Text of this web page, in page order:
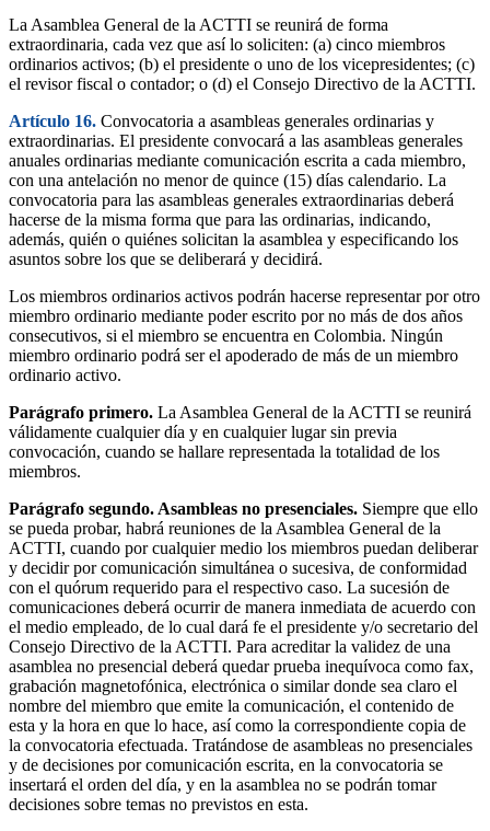
La Asamblea General de la ACTTI se reunirá de forma
extraordinaria, cada vez que así lo soliciten: (a) cinco miembros
ordinarios activos; (b) el presidente o uno de los vicepresidentes; (c)
el revisor fiscal o contador; o (d) el Consejo Directivo de la ACTTI.
Artículo 16. Convocatoria a asambleas generales ordinarias y
extraordinarias. El presidente convocará a las asambleas generales
anuales ordinarias mediante comunicación escrita a cada miembro,
con una antelación no menor de quince (15) días calendario. La
convocatoria para las asambleas generales extraordinarias deberá
hacerse de la misma forma que para las ordinarias, indicando,
además, quién o quiénes solicitan la asamblea y especificando los
asuntos sobre los que se deliberará y decidirá.
Los miembros ordinarios activos podrán hacerse representar por otro
miembro ordinario mediante poder escrito por no más de dos años
consecutivos, si el miembro se encuentra en Colombia. Ningún
miembro ordinario podrá ser el apoderado de más de un miembro
ordinario activo.
Parágrafo primero. La Asamblea General de la ACTTI se reunirá
válidamente cualquier día y en cualquier lugar sin previa
convocación, cuando se hallare representada la totalidad de los
miembros.
Parágrafo segundo. Asambleas no presenciales. Siempre que ello
se pueda probar, habrá reuniones de la Asamblea General de la
ACTTI, cuando por cualquier medio los miembros puedan deliberar
y decidir por comunicación simultánea o sucesiva, de conformidad
con el quórum requerido para el respectivo caso. La sucesión de
comunicaciones deberá ocurrir de manera inmediata de acuerdo con
el medio empleado, de lo cual dará fe el presidente y/o secretario del
Consejo Directivo de la ACTTI. Para acreditar la validez de una
asamblea no presencial deberá quedar prueba inequívoca como fax,
grabación magnetofónica, electrónica o similar donde sea claro el
nombre del miembro que emite la comunicación, el contenido de
esta y la hora en que lo hace, así como la correspondiente copia de
la convocatoria efectuada. Tratándose de asambleas no presenciales
y de decisiones por comunicación escrita, en la convocatoria se
insertará el orden del día, y en la asamblea no se podrán tomar
decisiones sobre temas no previstos en esta.